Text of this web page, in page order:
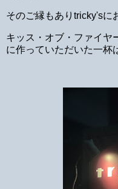
そのご縁もありtricky'sに
キッス・オブ・ファイヤ
に作っていただいた一杯